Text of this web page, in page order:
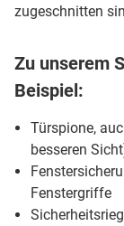
zugeschnitten
Zu unserem
Beispiel:
Türspione,
besseren
Fenstergriffe